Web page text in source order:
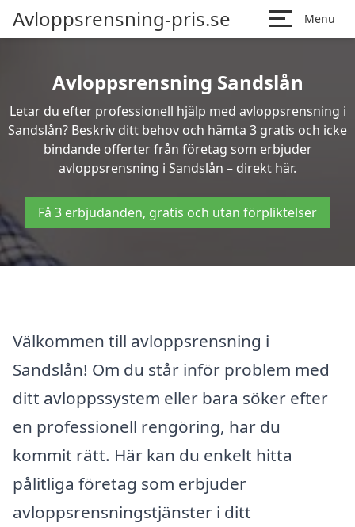
Avloppsrensning-pris.se Menu
Avloppsrensning Sandslån
Letar du efter professionell hjälp med avloppsrensning i
Sandslån? Beskriv ditt behov och hämta 3 gratis och icke
bindande offerter från företag som erbjuder
avloppsrensning i Sandslån – direkt här.
Få 3 erbjudanden, gratis och utan förpliktelser
Välkommen till avloppsrensning i
Sandslån! Om du står inför problem med
ditt avloppssystem eller bara söker efter
en professionell rengöring, har du
kommit rätt. Här kan du enkelt hitta
pålitliga företag som erbjuder
avloppsrensningstjänster i ditt